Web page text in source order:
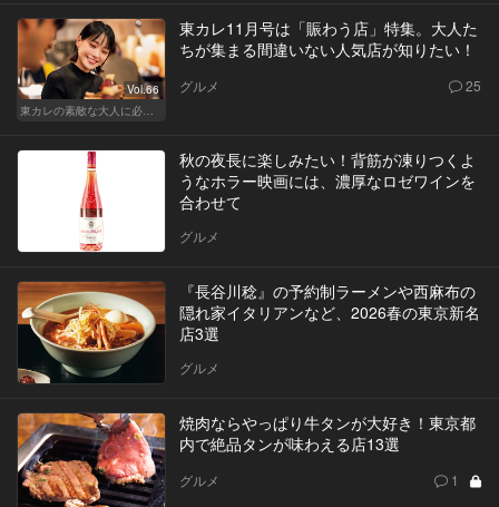
Vol.66
東カレ11月号は「賑わう店」特集。大人た
ちが集まる間違いない人気店が知りたい！
グルメ 25
秋の夜長に楽しみたい！背筋が凍りつくよ
うなホラー映画には、濃厚なロゼワインを
合わせて
グルメ
『長谷川稔』の予約制ラーメンや西麻布の
隠れ家イタリアンなど、2026春の東京新名
店3選
グルメ
焼肉ならやっぱり牛タンが大好き！東京都
内で絶品タンが味わえる店13選
グルメ 1